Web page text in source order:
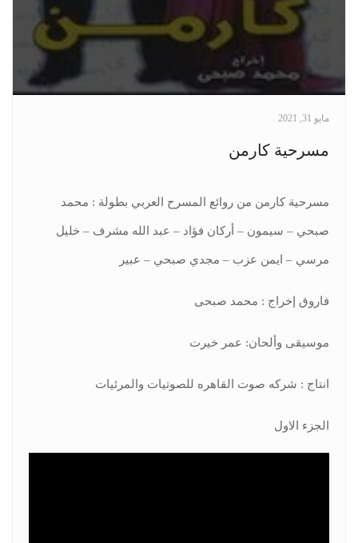
مايو 31, 2021
مسرحية كارمن
مسرحية كارمن من روائع المسرح العربي بطولة : محمد
صبحي – سيمون – أركان فؤاد – عبد الله مشرف – خليل
مرسي – ايمن عزب – مجدي صبحي – عبير
فاروق إخراج : محمد صبحى
موسيقى وألحان: عمر خيرت
انتاج : شركه صوت القاهره للصوتيات والمرئيات
الجزء الاول